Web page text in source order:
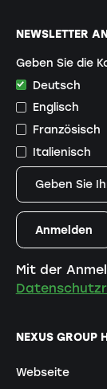
NEXUS GROUP
Webseite
NEWSLETTER
Geben Sie die
Deutsch
Englisch
Französisch
Italienisch
Mit der